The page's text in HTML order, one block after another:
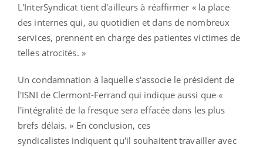
L'InterSyndicat tient d'ailleurs à réaffirmer « la place
des internes qui, au quotidien et dans de nombreux
services, prennent en charge des patientes victimes de
telles atrocités. »
Un condamnation à laquelle s'associe le président de
l'ISNI de Clermont-Ferrand qui indique aussi que «
l'intégralité de la fresque sera effacée dans les plus
brefs délais. » En conclusion, ces
syndicalistes indiquent qu'il souhaitent travailler avec